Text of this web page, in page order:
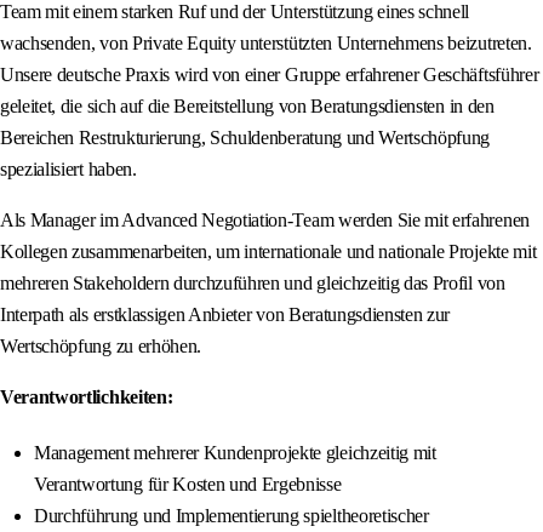
Team mit einem starken Ruf und der Unterstützung eines schnell
wachsenden, von Private Equity unterstützten Unternehmens beizutreten.
Unsere deutsche Praxis wird von einer Gruppe erfahrener Geschäftsführer
geleitet, die sich auf die Bereitstellung von Beratungsdiensten in den
Bereichen Restrukturierung, Schuldenberatung und Wertschöpfung
spezialisiert haben.
Als Manager im Advanced Negotiation-Team werden Sie mit erfahrenen
Kollegen zusammenarbeiten, um internationale und nationale Projekte mit
mehreren Stakeholdern durchzuführen und gleichzeitig das Profil von
Interpath als erstklassigen Anbieter von Beratungsdiensten zur
Wertschöpfung zu erhöhen.
Verantwortlichkeiten:
Management mehrerer Kundenprojekte gleichzeitig mit
Verantwortung für Kosten und Ergebnisse
Durchführung und Implementierung spieltheoretischer